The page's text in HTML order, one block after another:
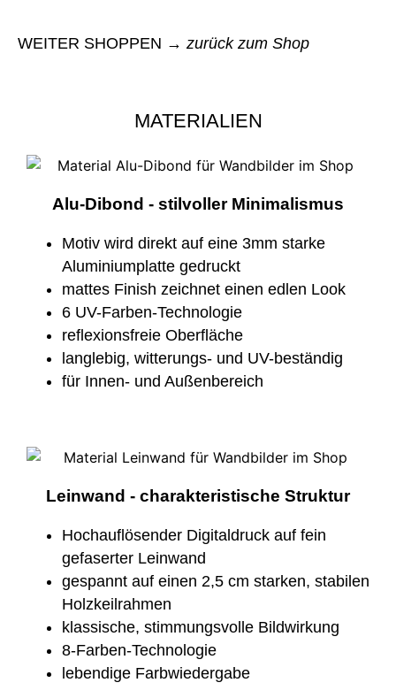
WEITER SHOPPEN → zurück zum Shop
MATERIALIEN
Alu-Dibond - stilvoller Minimalismus
Motiv wird direkt auf eine 3mm starke
Aluminiumplatte gedruckt
mattes Finish zeichnet einen edlen Look
6 UV-Farben-Technologie
reflexionsfreie Oberfläche
langlebig, witterungs- und UV-beständig
für Innen- und Außenbereich
Leinwand - charakteristische Struktur
Hochauflösender Digitaldruck auf fein
gefaserter Leinwand
gespannt auf einen 2,5 cm starken, stabilen
Holzkeilrahmen
klassische, stimmungsvolle Bildwirkung
8-Farben-Technologie
lebendige Farbwiedergabe